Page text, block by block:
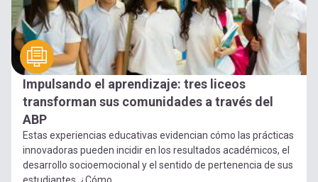
Impulsando el aprendizaje: tres liceos
transforman sus comunidades a través del
ABP
Estas experiencias educativas evidencian cómo las prácticas
innovadoras pueden incidir en los resultados académicos, el
desarrollo socioemocional y el sentido de pertenencia de sus
estudiantes. ¿Cómo...